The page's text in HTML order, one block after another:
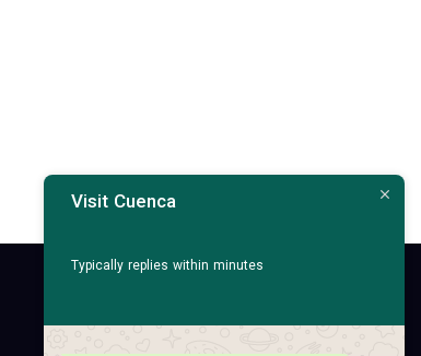
Visit Cuenca
Typically replies within minutes